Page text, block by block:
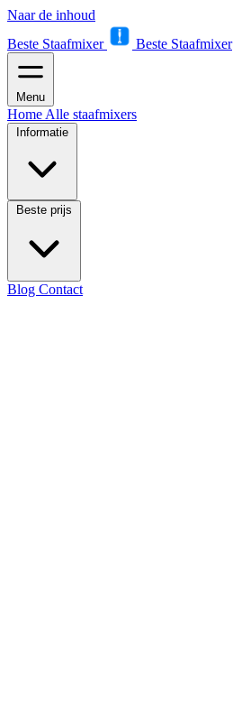
Naar de inhoud
Beste Staafmixer
Beste Staafmixer
Menu
Home Alle staafmixers
Informatie
Beste prijs
Blog Contact